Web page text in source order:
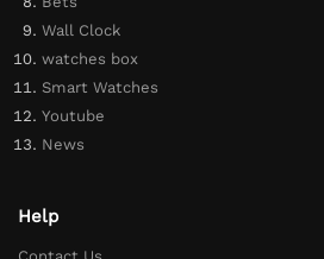
Wall Clock
watches box
Smart Watches
Youtube
News
Help